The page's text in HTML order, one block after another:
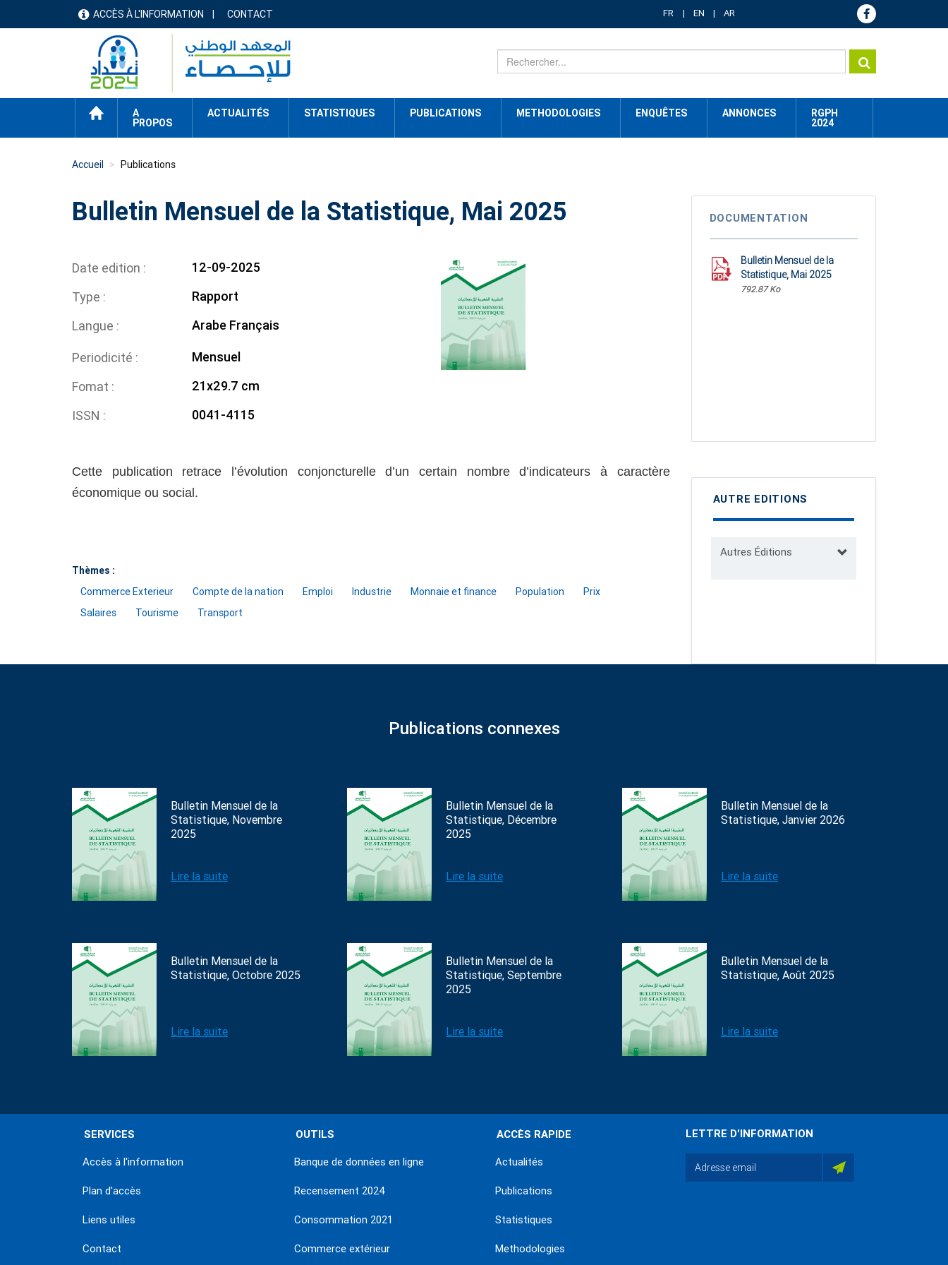
menu
header
ACCÈS À L'INFORMATION CONTACT FR EN AR
ACCUEIL
A
PROPOS
ACTUALITÉS STATISTIQUES PUBLICATIONS METHODOLOGIES ENQUÊTES ANNONCES
RGPH
2024
Accueil Publications
Bulletin Mensuel de la Statistique, Mai 2025
Date edition
12-09-2025
Type
Rapport
Langue
Arabe Français
Periodicité
Mensuel
Fomat
21x29.7 cm
ISSN
0041-4115
Cette publication retrace l’évolution conjoncturelle d’un certain nombre d’indicateurs à caractère
économique ou social.
Thèmes :
Commerce Exterieur
Compte de la nation Emploi Industrie Monnaie et finance Population
Prix
Salaires
Tourisme Transport
DOCUMENTATION
Bulletin Mensuel de la
Statistique, Mai 2025
792.87 Ko
AUTRE EDITIONS
Autres Éditions
Publications connexes
Bulletin Mensuel de la
Statistique, Novembre
2025
Lire la suite
Bulletin Mensuel de la
Statistique, Décembre
2025
Lire la suite
Bulletin Mensuel de la
Statistique, Janvier 2026
Lire la suite
Bulletin Mensuel de la
Statistique, Octobre 2025
Lire la suite
Bulletin Mensuel de la
Statistique, Septembre
2025
Lire la suite
Bulletin Mensuel de la
Statistique, Août 2025
Lire la suite
SERVICES
Accès à l'information
Plan d'accès
Liens utiles
Contact
OUTILS
Banque de données en ligne
Recensement 2024
Consommation 2021
Commerce extérieur
ACCÈS RAPIDE
Actualités
Publications
Statistiques
Methodologies
LETTRE D'INFORMATION